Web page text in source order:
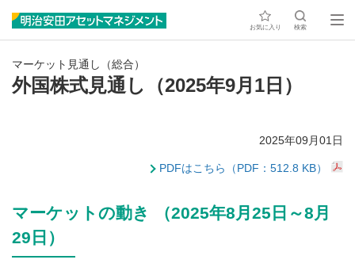
お気に入り 検索
マーケット見通し（総合）
外国株式見通し（2025年9月1日）
2025年09月01日
PDFはこちら（PDF：512.8 KB）
マーケットの動き （2025年8月25日～8月
29日）